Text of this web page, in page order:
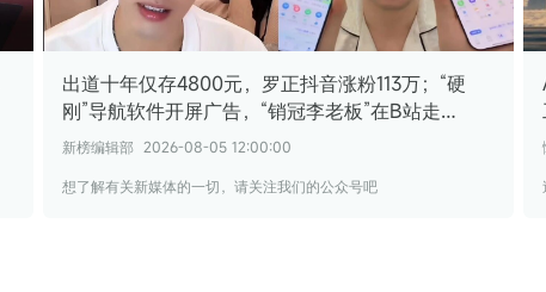
出道十年仅存4800元，罗正抖音涨粉113万；“硬
刚”导航软件开屏广告，“销冠李老板”在B站走
红 | 涨粉周榜
新榜编辑部 2026-08-05 12:00:00
想了解有关新媒体的一切，请关注我们的公众号吧